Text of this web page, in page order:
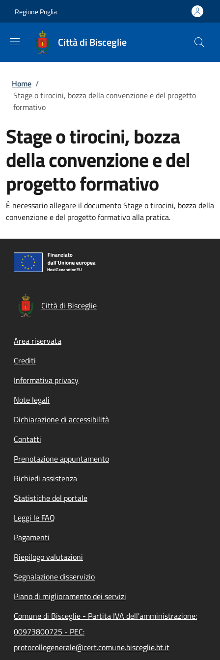
Regione Puglia
Città di Bisceglie
Briciole di pane
Home /
Stage o tirocini, bozza della convenzione e del progetto
formativo
Stage o tirocini, bozza
della convenzione e del
progetto formativo
È necessario allegare il documento Stage o tirocini, bozza della
convenzione e del progetto formativo alla pratica.
Città di Bisceglie
Footer menu
Area riservata
Crediti
Informativa privacy
Note legali
Dichiarazione di accessibilità
Contatti
Prenotazione appuntamento
Richiedi assistenza
Statistiche del portale
Leggi le FAQ
Pagamenti
Riepilogo valutazioni
Segnalazione disservizio
Piano di miglioramento dei servizi
Comune di Bisceglie - Partita IVA dell'amministrazione:
00973800725 - PEC:
protocollogenerale@cert.comune.bisceglie.bt.it